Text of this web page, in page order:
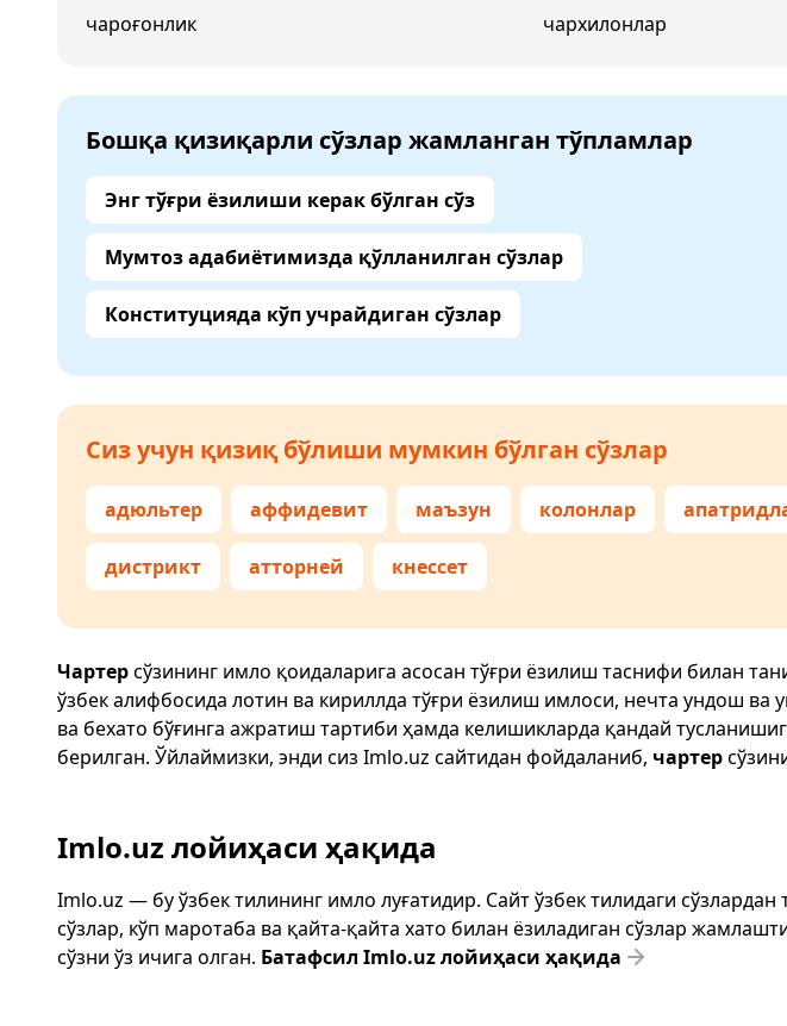
чароғонлик
чархилонлар
Бошқа қизиқарли сўзлар жамланган тўпламлар
Энг тўғри ёзилиши керак бўлган сўз
Мумтоз адабиётимизда қўлланилган сўзлар
Конституцияда кўп учрайдиган сўзлар
Сиз учун қизиқ бўлиши мумкин бўлган сўзлар
адюльтер аффидевит маъзун колонлар
дистрикт атторней кнессет
Чартерсўзининг имло қоидаларига асосан тўғри ёзилиш таснифи билан
ўзбек алифбосида лотин ва кириллда тўғри ёзилиш имлоси, нечта ундош ва
ва бехато бўғинга ажратиш тартиби ҳамда келишикларда қандай
берилган. Ўйлаймизки, энди сиз Imlo.uz сайтидан фойдаланиб, чартер
Imlo.uz лойиҳаси ҳақида
Imlo.uz — бу ўзбек тилининг имло луғатидир. Сайт ўзбек тилидаги
сўзлар, кўп маротаба ва қайта-қайта хато билан ёзиладиган сўзлар
сўзни ўз ичига олган. Батафсил Imlo.uz лойиҳаси ҳақида